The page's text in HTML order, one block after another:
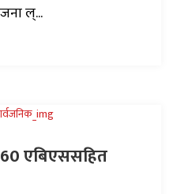
ल्...
एबिएससहित